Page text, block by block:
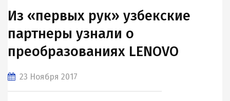
Из «первых рук» узбекские
партнеры узнали о
преобразованиях LENOVO
23 Ноября 2017